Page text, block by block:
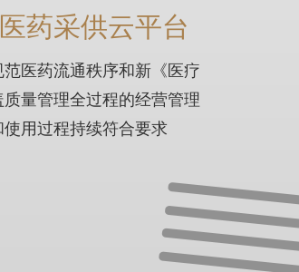
药采供云平台
医药流通秩序和新《医疗
量管理全过程的经营管理
用过程持续符合要求